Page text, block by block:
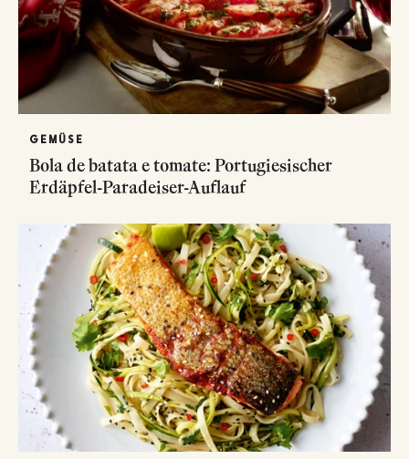
GEMÜSE
Bola de batata e tomate: Portugiesischer
Erdäpfel-Paradeiser-Auflauf